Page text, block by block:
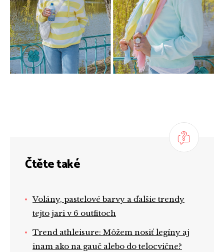
Čtěte také
Volány, pastelové barvy a ďalšie trendy
tejto jari v 6 outfitoch
Trend athleisure: Môžem nosiť legíny aj
inam ako na gauč alebo do telocvične?